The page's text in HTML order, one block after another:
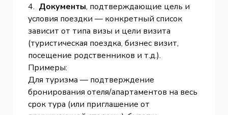
4. Документы, подтверждающие цель и
условия поездки — конкретный список
зависит от типа визы и цели визита
(туристическая поездка, бизнес визит,
посещение родственников и т.д.).
Примеры:
Для туризма — подтверждение
бронирования отеля/апартаментов на весь
срок тура (или приглашение от